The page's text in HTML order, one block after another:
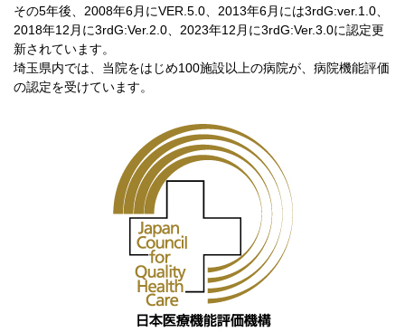
その5年後、2008年6月にVER.5.0、2013年6月には3rdG:ver.1.0、
2018年12月に3rdG:Ver.2.0、2023年12月に3rdG:Ver.3.0に認定更
新されています。
埼玉県内では、当院をはじめ100施設以上の病院が、病院機能評価
の認定を受けています。